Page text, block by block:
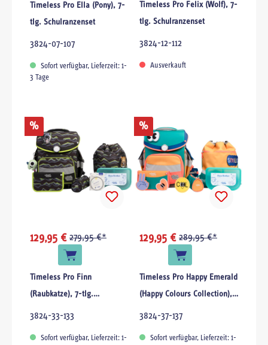
Timeless Pro Ella (Pony), 7-
tlg. Schulranzenset
3824-07-107
Sofort verfügbar, Lieferzeit: 1-
3 Tage
Timeless Pro Felix (Wolf), 7-
tlg. Schulranzenset
3824-12-112
Ausverkauft
%
129,95 € 279,95 €*
Timeless Pro Finn
(Raubkatze), 7-tlg.
Schulranzenset
3824-33-133
Sofort verfügbar, Lieferzeit: 1-
%
129,95 € 289,95 €*
Timeless Pro Happy Emerald
(Happy Colours Collection),
6-tlg. Schulranzenset
3824-37-137
Sofort verfügbar, Lieferzeit: 1-